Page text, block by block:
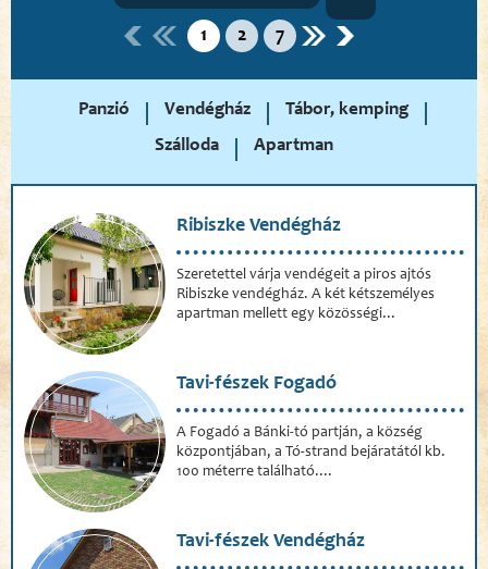
1 2 7
Panzió Vendégház
Tábor, kemping
Szálloda
Apartman
Ribiszke Vendégház
Szeretettel várja vendégeit a piros ajtós
Ribiszke vendégház. A két kétszemélyes
apartman mellett egy közösségi...
Tavi-fészek Fogadó
A Fogadó a Bánki-tó partján, a község
központjában, a Tó-strand bejáratától kb.
100 méterre található....
Tavi-fészek Vendégház